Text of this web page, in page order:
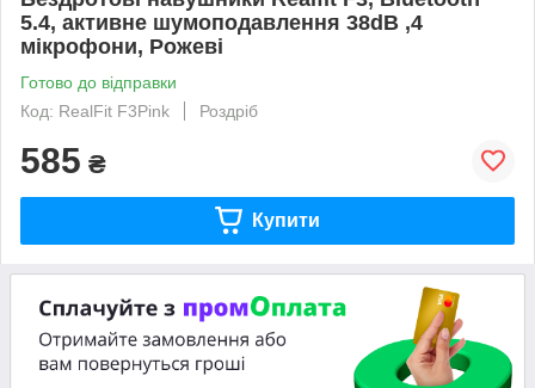
5.4, активне шумоподавлення 38dB ,4
мікрофони, Рожеві
Готово до відправки
Код: RealFit F3Pink
Роздріб
585 ₴
Купити